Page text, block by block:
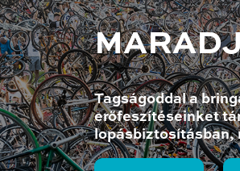
Tagságoddal a
erőfeszítéseinket
lopásbiztosításban,